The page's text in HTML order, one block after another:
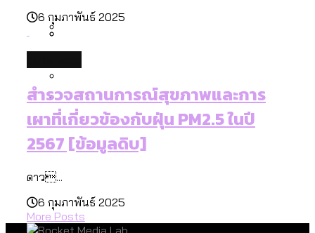
ปีนกำแพงส่องซีรีส์จีน: จีนส่งออกภาพ
ลักษณ์แบบไหนสู่สายตาโลก
สำรวจรายได้จากการจัดเก็บภาษีใน
กรุงเทพฯ ผ่าน Bangkok Index 2025
คนตายมากกว่าคนเกิด 18 เขตเป็นสังคมผู้
Bangkok Index 2025 : อันดับความน่าอยู่
ของ 50 เขตในกรุงเทพฯ
สวนสาธารณะและพื้นที่สีเขียวใน กทม.
[ข้อมูลดิบ]
6 กุมภาพันธ์ 2025
สำรวจสถานการณ์สุขภาพและการ
เผาที่เกี่ยวข้องกับฝุ่น PM2.5 ในปี
2567 [ข้อมูลดิบ]
ดาว...
6 กุมภาพันธ์ 2025
More Posts